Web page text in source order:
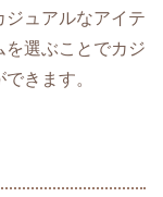
ジュアルなアイテ
を選ぶことでカジ
きます。